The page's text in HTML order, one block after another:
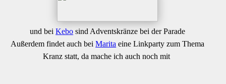
und beiKebo sind Adventskränze bei der Parade
Außerdem findet auch beiMarita eine Linkparty zum Thema
Kranz statt, da mache ich auch noch mit